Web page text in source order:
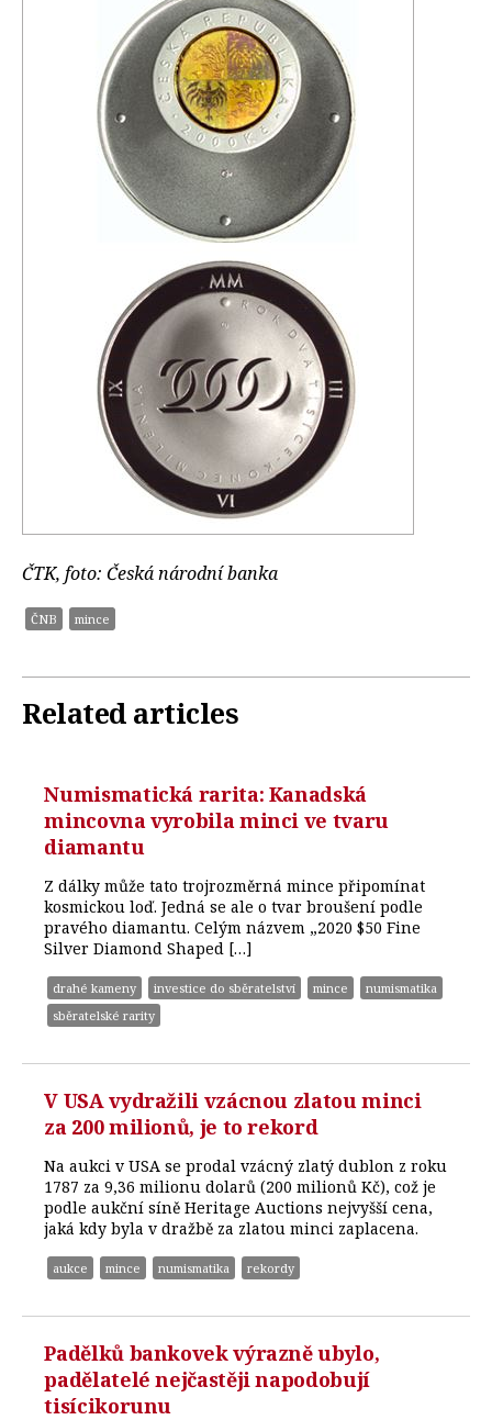
ČTK, foto: Česká národní banka
ČNB mince
Related articles
Numismatická rarita: Kanadská
mincovna vyrobila minci ve tvaru
diamantu
Z dálky může tato trojrozměrná mince připomínat
kosmickou loď. Jedná se ale o tvar broušení podle
pravého diamantu. Celým názvem „2020 $50 Fine
Silver Diamond Shaped […]
drahé kameny investice do sběratelství mince
numismatika
sběratelské rarity
V USA vydražili vzácnou zlatou minci
za 200 milionů, je to rekord
Na aukci v USA se prodal vzácný zlatý dublon z roku
1787 za 9,36 milionu dolarů (200 milionů Kč), což je
podle aukční síně Heritage Auctions nejvyšší cena,
jaká kdy byla v dražbě za zlatou minci zaplacena.
aukce mince numismatika rekordy
Padělků bankovek výrazně ubylo,
padělatelé nejčastěji napodobují
tisícikorunu